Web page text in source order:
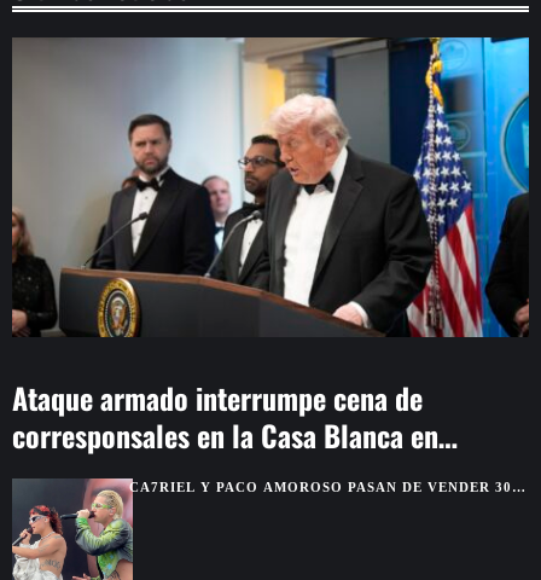
Ataque armado interrumpe cena de
corresponsales en la Casa Blanca en
WashingtonCA7RIEL Y PACO AMOROSO PASAN DE VENDER 300
BOLETOS A REUNIR 15.000 FANS EN MÉXICO